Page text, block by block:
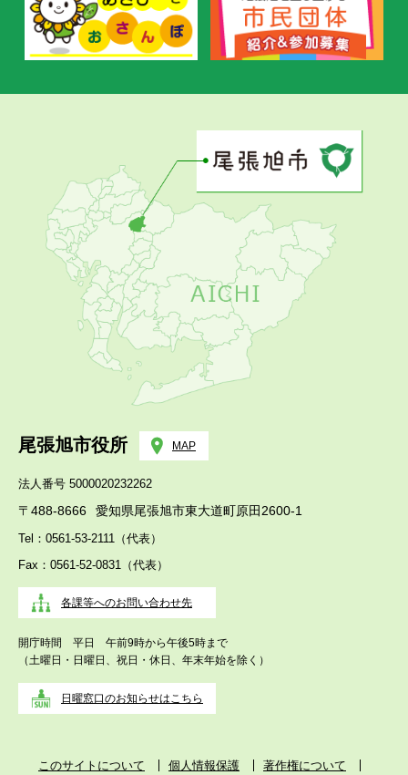
尾張旭市役所 MAP
法人番号 5000020232262
〒488-8666 愛知県尾張旭市東大道町原田2600-1
Tel：0561-53-2111（代表）
Fax：0561-52-0831（代表）
各課等へのお問い合わせ先
開庁時間 平日 午前9時から午後5時まで
（土曜日・日曜日、祝日・休日、年末年始を除く）
日曜窓口のお知らせはこちら
このサイトについて 個人情報保護 著作権について